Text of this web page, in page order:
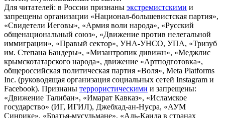
Для читателей: в России признаны экстремистскими и
запрещены организации «Национал-большевистская партия»,
«Свидетели Иеговы», «Армия воли народа», «Русский
общенациональный союз», «Движение против нелегальной
иммиграции», «Правый сектор», УНА-УНСО, УПА, «Тризуб
им. Степана Бандеры», «Мизантропик дивижн», «Меджлис
крымскотатарского народа», движение «Артподготовка»,
общероссийская политическая партия «Воля», Meta Platforms
Inc. (руководящая организация социальных сетей Instagram и
Facebook). Признаны террористическими и запрещены:
«Движение Талибан», «Имарат Кавказ», «Исламское
государство» (ИГ, ИГИЛ), Джебхад-ан-Нусра, «АУМ
Синрике», «Братья-мусульмане», «Аль-Каида в странах